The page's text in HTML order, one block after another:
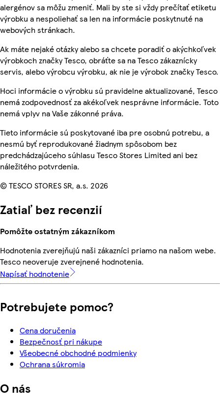
alergénov sa môžu zmeniť. Mali by ste si vždy prečítať etiketu
výrobku a nespoliehať sa len na informácie poskytnuté na
webových stránkach.
Ak máte nejaké otázky alebo sa chcete poradiť o akýchkoľvek
výrobkoch značky Tesco, obráťte sa na Tesco zákaznícky
servis, alebo výrobcu výrobku, ak nie je výrobok značky Tesco.
Hoci informácie o výrobku sú pravidelne aktualizované, Tesco
nemá zodpovednosť za akékoľvek nesprávne informácie. Toto
nemá vplyv na Vaše zákonné práva.
Tieto informácie sú poskytované iba pre osobnú potrebu, a
nesmú byť reprodukované žiadnym spôsobom bez
predchádzajúceho súhlasu Tesco Stores Limited ani bez
náležitého potvrdenia.
© TESCO STORES SR, a.s. 2026
Zatiaľ bez recenzií
Pomôžte ostatným zákazníkom
Hodnotenia zverejňujú naši zákazníci priamo na našom webe.
Tesco neoveruje zverejnené hodnotenia.
Napísať hodnotenie
Potrebujete pomoc?
Cena doručenia
Bezpečnosť pri nákupe
Všeobecné obchodné podmienky
Ochrana súkromia
O nás